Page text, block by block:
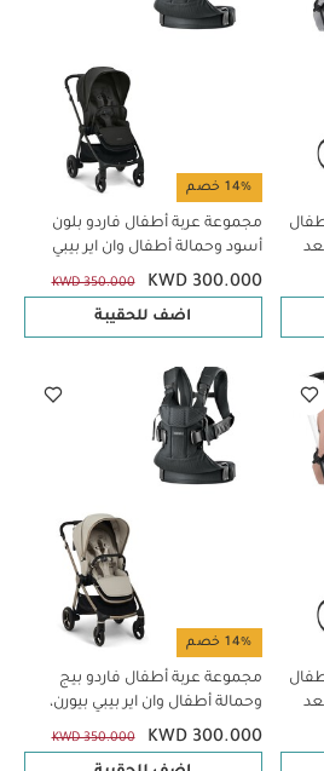
بلون
14% خصم
مجموعة عربة أطفال فاردو بلون
أسود وحمالة أطفال وان اير بيبي
بيورن، قطعتين
KWD 300.000
KWD 350.000
اضف للحقيبة
بلون
14% خصم
مجموعة عربة أطفال فاردو بيج
وحمالة أطفال وان اير بيبي بيورن،
قطعتين
KWD 300.000
KWD 350.000